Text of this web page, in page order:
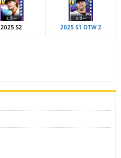
2025 S2 2025 S1 OTW 2